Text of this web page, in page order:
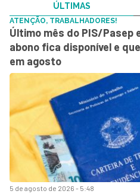
ÚLTIMAS
5 de agosto de 2026 - 5:48
ATENÇÃO, TRABALHADORES!
Último mês do PIS/Pasep
abono fica disponível e
em agosto